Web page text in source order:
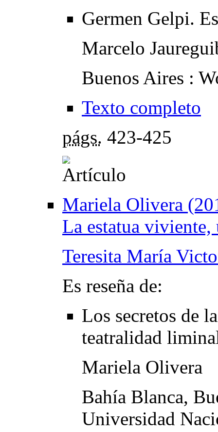
Germen Gelpi.
Marcelo
Buenos Aires :
Texto completo
págs. 423-425
Mariela Olivera
La estatua
Teresita María
Es reseña de:
Los secretos de
teatralidad
Mariela Olivera
Bahía Blanca,
Universidad